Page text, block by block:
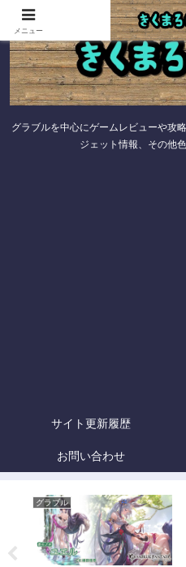
グラブルを中心にゲームレビューや攻
ジェット情報、その他
サイト更新履歴
お問い合わせ
グラブル
メニュー